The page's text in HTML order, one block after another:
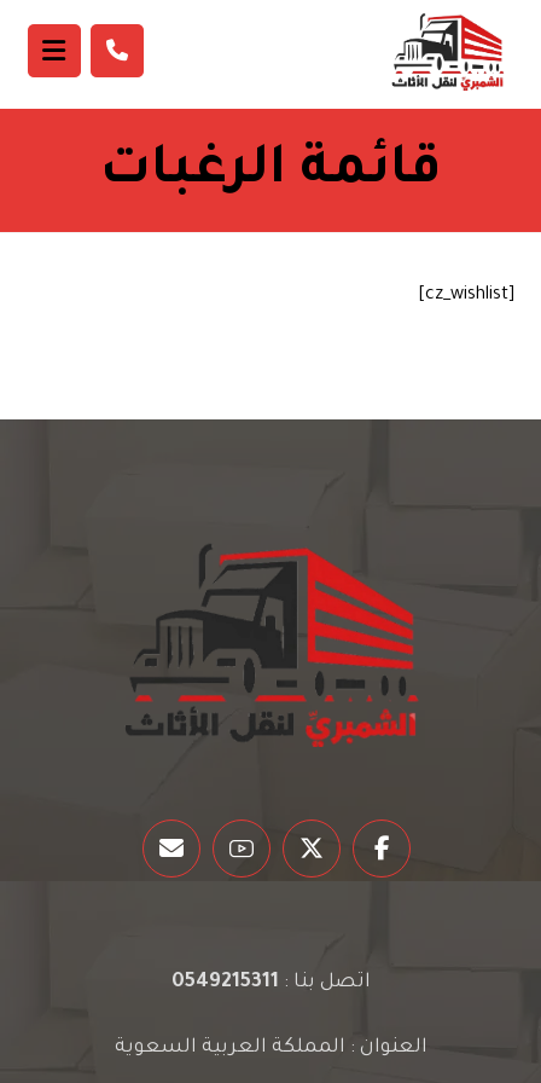
قائمة الرغبات
[cz_wishlist]
اتصل بنا : 0549215311
العنوان : المملكة العربية السعوية